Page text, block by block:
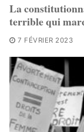
La
terrible qui
7 FÉVRIER 2023